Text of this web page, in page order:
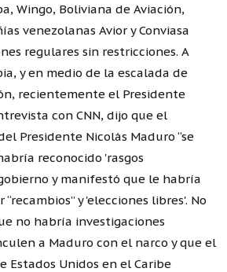
Wingo, Boliviana de Aviación,
venezolanas Avior y Conviasa
regulares sin restricciones. A
y en medio de la escalada de
recientemente el Presidente
con CNN, dijo que el
Presidente Nicolás Maduro “se
reconocido 'rasgos
y manifestó que le habría
y 'elecciones libres'. No
no habría investigaciones
a Maduro con el narco y que el
Estados Unidos en el Caribe